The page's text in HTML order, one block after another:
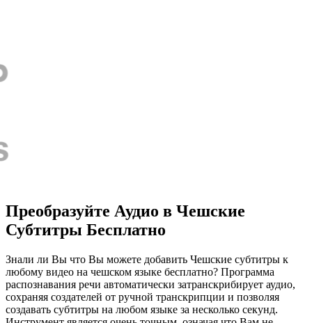
Преобразуйте Аудио в Чешские
Субтитры Бесплатно
Знали ли Вы что Вы можете добавить Чешские субтитры к
любому видео на чешском языке бесплатно? Программа
распознавания речи автоматически затранскрибирует аудио,
сохраняя создателей от ручной транскрипции и позволяя
создавать субтитры на любом языке за несколько секунд.